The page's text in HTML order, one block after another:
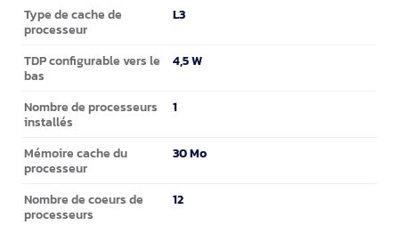
Type de cache de
processeur
L3
TDP configurable vers le
bas
4,5 W
Nombre de processeurs
installés
1
Mémoire cache du
processeur
30 Mo
Nombre de coeurs de
processeurs
12